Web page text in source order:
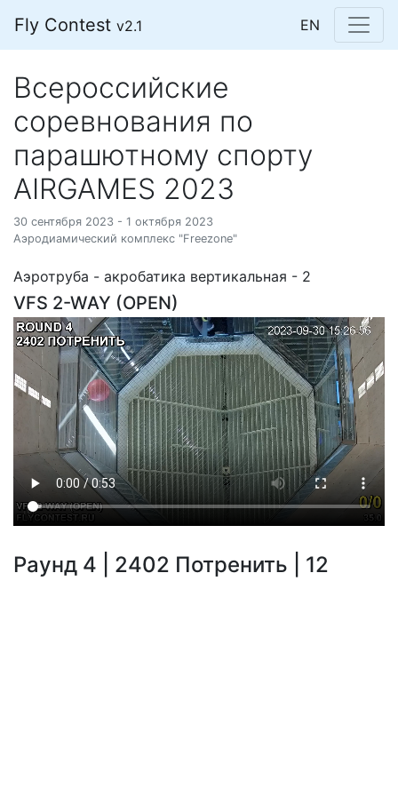
Fly Contest v2.1 EN
Всероссийские
соревнования по
парашютному спорту
AIRGAMES 2023
30 сентября 2023 - 1 октября 2023
Аэродиамический комплекс "Freezone"
Аэротруба - акробатика вертикальная - 2
VFS 2-WAY (OPEN)
Раунд 4 | 2402 Потренить | 12